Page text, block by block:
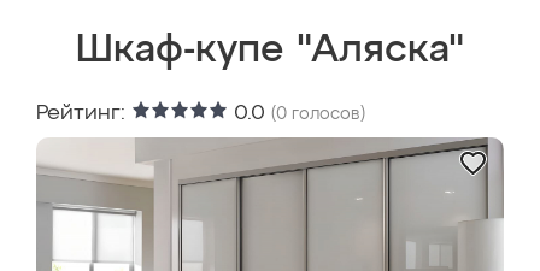
Шкаф-купе "Аляска"
Рейтинг: 0.0 (0 голосов)